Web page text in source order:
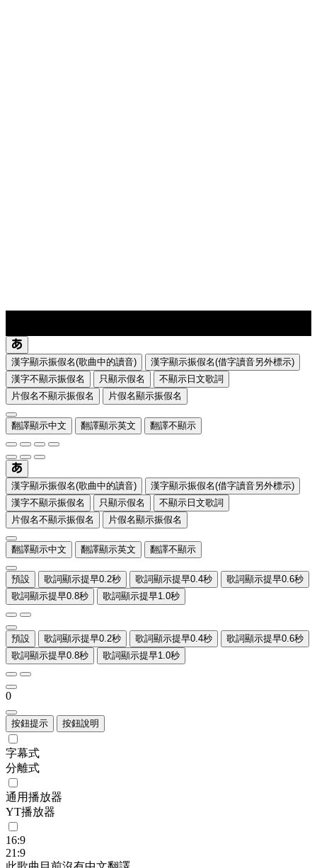
漢字顯示振假名(歌曲中的讀音)
漢字顯示振假名(借字讀音另外標示)
漢字不顯示振假名
只顯示假名
不顯示日文歌詞
片假名不顯示振假名
片假名顯示振假名
翻譯顯示中文 翻譯顯示英文 翻譯不顯示
漢字顯示振假名(歌曲中的讀音)
漢字顯示振假名(借字讀音另外標示)
漢字不顯示振假名
只顯示假名
不顯示日文歌詞
片假名不顯示振假名
片假名顯示振假名
翻譯顯示中文 翻譯顯示英文 翻譯不顯示
預設 歌詞顯示提早0.2秒 歌詞顯示提早0.4秒
歌詞顯示提早0.6秒
歌詞顯示提早0.8秒
歌詞顯示提早1.0秒
預設 歌詞顯示提早0.2秒 歌詞顯示提早0.4秒
歌詞顯示提早0.6秒
歌詞顯示提早0.8秒
歌詞顯示提早1.0秒
0
按鈕提示 按鈕說明
字幕式
分離式
通用播放器
YT播放器
16:9
21:9